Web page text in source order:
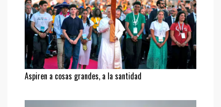
Aspiren a cosas grandes, a la santidad